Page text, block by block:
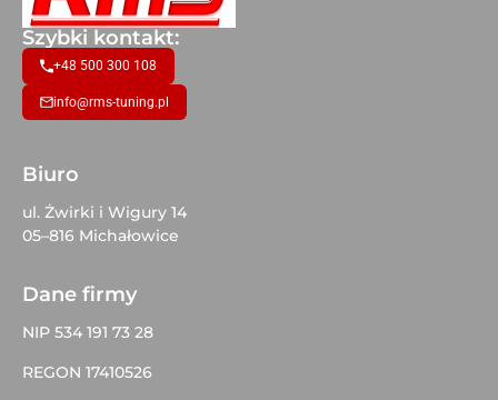
Szybki kontakt:
+48 500 300 108
info@rms-tuning.pl
Biuro
ul. Żwirki i Wigury 14
05–816 Michałowice
Dane firmy
NIP 534 191 73 28
REGON 17410526